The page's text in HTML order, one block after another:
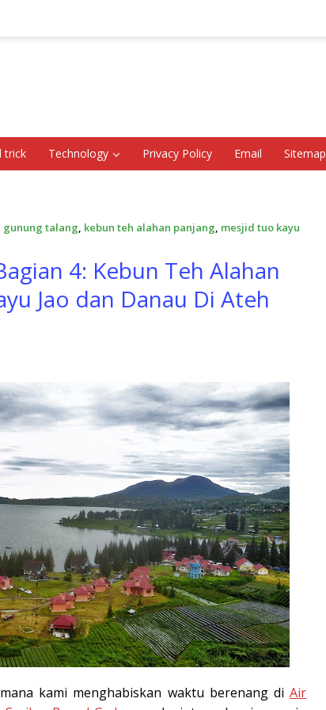
trick Technology Privacy Policy Email Sitemap
gunung talang, kebun teh alahan panjang, mesjid tuo kayu
4: Kebun Teh Alahan
Jao dan Danau Di Ateh
kami menghabiskan waktu berenang diAir